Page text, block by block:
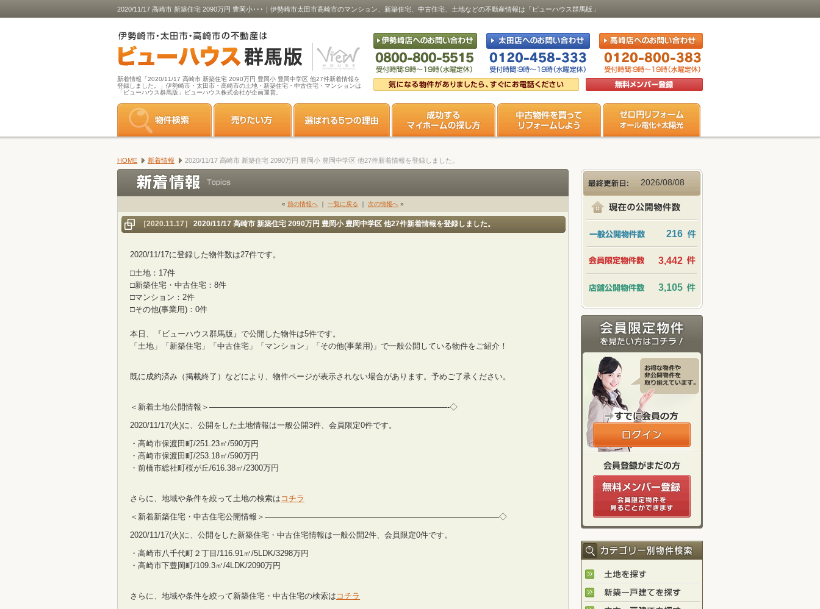
2020/11/17 高崎市 新築住宅 2090万円 豊岡小･･･｜伊勢崎市太田市高崎市のマンション、新築住宅、中古住宅、土地などの不動産情報は「ビューハウス群馬版」
新着情報「2020/11/17 高崎市 新築住宅 2090万円 豊岡小 豊岡中学区 他27件新着情報を
登録しました。」伊勢崎市・太田市・高崎市の土地・新築住宅・中古住宅・マンションは
「ビューハウス群馬版」ビューハウス株式会社が企画運営。
HOME 新着情報 2020/11/17 高崎市 新築住宅 2090万円 豊岡小 豊岡中学区 他27件新着情報を登録しました。
« 前の情報へ ｜ 一覧に戻る ｜ 次の情報へ »
［2020.11.17］ 2020/11/17 高崎市 新築住宅 2090万円 豊岡小 豊岡中学区 他27件新着情報を登録しました。
2020/11/17に登録した物件数は27件です。
□土地：17件
□新築住宅・中古住宅：8件
□マンション：2件
□その他(事業用)：0件
本日、『ビューハウス群馬版』で公開した物件は5件です。
「土地」「新築住宅」「中古住宅」「マンション」「その他(事業用)」で一般公開している物件をご紹介！
既に成約済み（掲載終了）などにより、物件ページが表示されない場合があります。予めご了承ください。
＜新着土地公開情報＞——————————————————————————————-◇
2020/11/17(火)に、公開をした土地情報は一般公開3件、会員限定0件です。
・高崎市保渡田町/251.23㎡/590万円
・高崎市保渡田町/253.18㎡/590万円
・前橋市総社町桜が丘/616.38㎡/2300万円
さらに、地域や条件を絞って土地の検索は コチラ
＜新着新築住宅・中古住宅公開情報＞—————————————————————————————–◇
2020/11/17(火)に、公開をした新築住宅・中古住宅情報は一般公開2件、会員限定0件です。
・高崎市八千代町２丁目/116.91㎡/5LDK/3298万円
・高崎市下豊岡町/109.3㎡/4LDK/2090万円
さらに、地域や条件を絞って新築住宅・中古住宅の検索は コチラ
2026/08/08
216
3,442
3,105